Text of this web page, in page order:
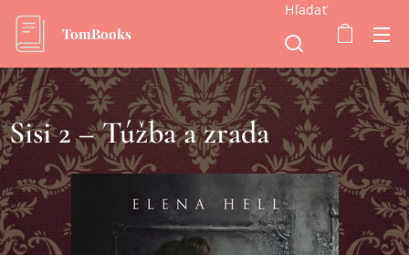
TomBooks
Hľadať
Sisi 2 – Túžba a zrada